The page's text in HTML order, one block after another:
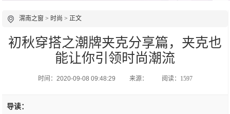
渭南之窗 > 时尚 > 正文
初秋穿搭之潮牌夹克分享篇，夹克也
能让你引领时尚潮流
时间：2020-09-08 09:48:29 来源： 阅读：1597
导读：